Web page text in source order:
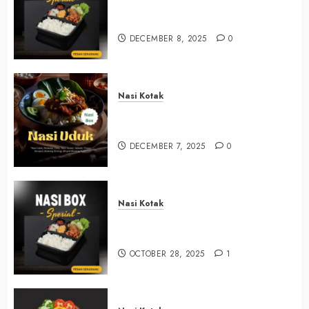
DECEMBER 8, 2025 0
Nasi Kotak
DECEMBER 7, 2025 0
Nasi Kotak
OCTOBER 28, 2025 1